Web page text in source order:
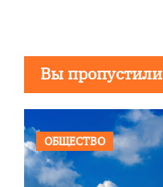
Вы пропустили
ОБЩЕСТВО